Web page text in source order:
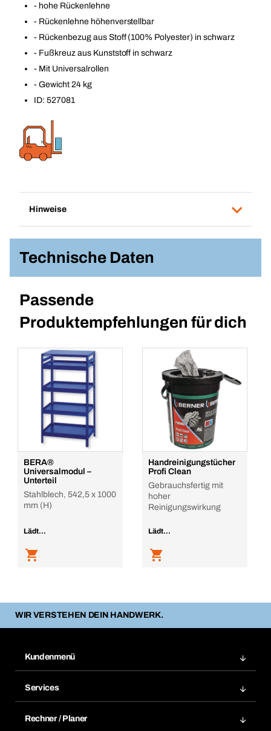
- hohe Rückenlehne
- Rückenlehne höhenverstellbar
- Rückenbezug aus Stoff (100% Polyester) in schwarz
- Fußkreuz aus Kunststoff in schwarz
- Mit Universalrollen
- Gewicht 24 kg
ID: 527081
Hinweise
Technische Daten
Passende
Produktempfehlungen für dich
BERA®
Universalmodul –
Unterteil
Stahlblech, 542,5 x 1000
mm (H)
Lädt...
Handreinigungstücher
Profi Clean
Gebrauchsfertig mit
hoher
Reinigungswirkung
Lädt...
WIR VERSTEHEN DEIN HANDWERK.
Kundenmenü
Rechnungen
Services
Rechner / Planer